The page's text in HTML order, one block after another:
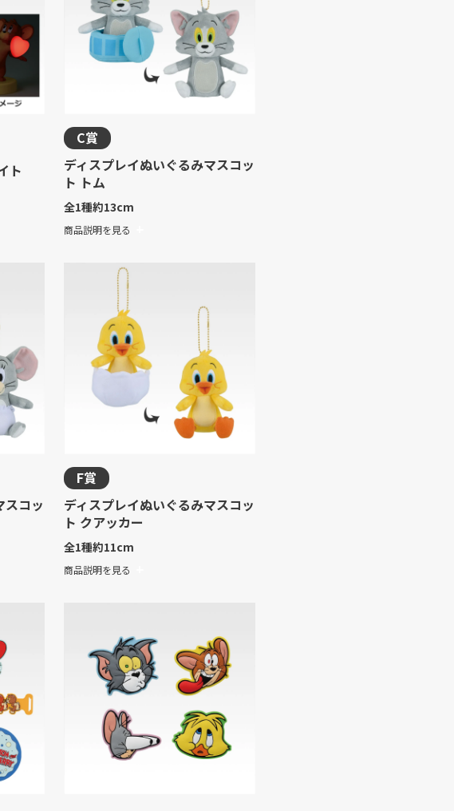
ト
C賞
ディスプレイぬいぐるみマスコッ
ト トム
全1種約13cm
商品説明を見る
スコッ
F賞
ディスプレイぬいぐるみマスコッ
ト クアッカー
全1種約11cm
商品説明を見る